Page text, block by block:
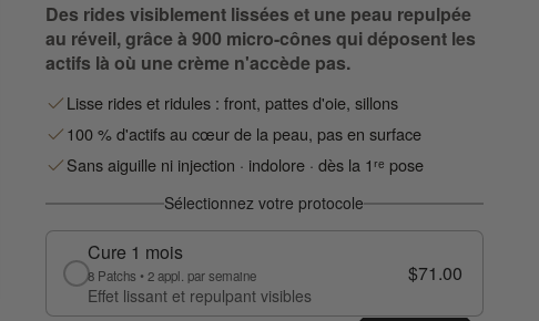
Des rides visiblement lissées et une peau repulpée
au réveil, grâce à 900 micro-cônes qui déposent les
actifs là où une crème n'accède pas.
Lisse rides et ridules : front, pattes d'oie, sillons
100 % d'actifs au cœur de la peau, pas en surface
Sans aiguille ni injection · indolore · dès la 1ʳᵉ pose
Sélectionnez votre protocole
Cure 1 mois
8 Patchs • 2 appl. par semaine
Effet lissant et repulpant visibles
$71.00